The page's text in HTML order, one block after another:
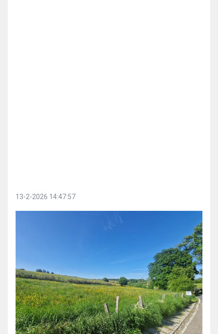
13-2-2026 14:47:57